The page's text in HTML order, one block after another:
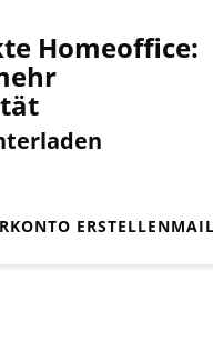
Homeoffice:
ERSTELLEN